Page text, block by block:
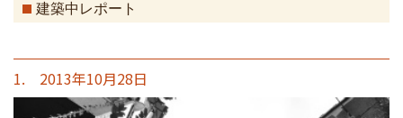
建築中レポート
1. 2013年10月28日